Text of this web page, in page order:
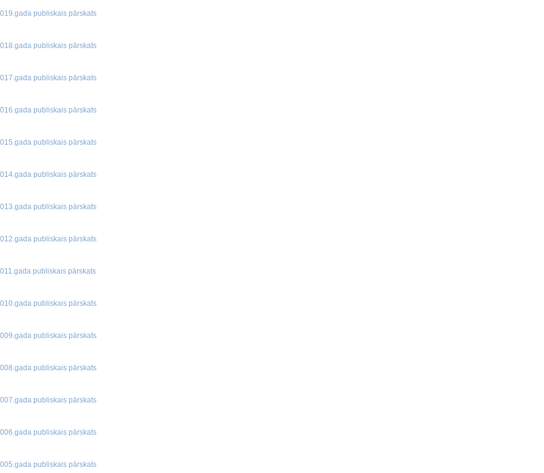
publiskais pārskats
publiskais pārskats
publiskais pārskats
publiskais pārskats
publiskais pārskats
publiskais pārskats
publiskais pārskats
publiskais pārskats
publiskais pārskats
publiskais pārskats
publiskais pārskats
publiskais pārskats
publiskais pārskats
publiskais pārskats
publiskais pārskats